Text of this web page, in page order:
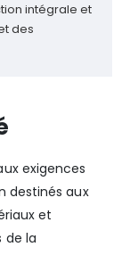
intégrale et
des
exigences
destinés aux
et
de la